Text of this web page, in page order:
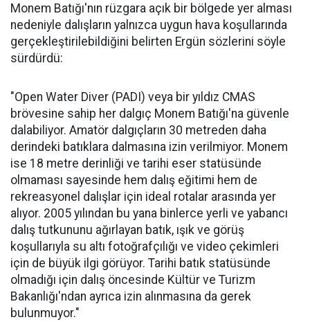
Monem Batığı'nın rüzgara açık bir bölgede yer alması
nedeniyle dalışların yalnızca uygun hava koşullarında
gerçekleştirilebildiğini belirten Ergün sözlerini söyle
sürdürdü:
"Open Water Diver (PADI) veya bir yıldız CMAS
brövesine sahip her dalgıç Monem Batığı'na güvenle
dalabiliyor. Amatör dalgıçların 30 metreden daha
derindeki batıklara dalmasına izin verilmiyor. Monem
ise 18 metre derinliği ve tarihi eser statüsünde
olmaması sayesinde hem dalış eğitimi hem de
rekreasyonel dalışlar için ideal rotalar arasında yer
alıyor. 2005 yılından bu yana binlerce yerli ve yabancı
dalış tutkununu ağırlayan batık, ışık ve görüş
koşullarıyla su altı fotoğrafçılığı ve video çekimleri
için de büyük ilgi görüyor. Tarihi batık statüsünde
olmadığı için dalış öncesinde Kültür ve Turizm
Bakanlığı'ndan ayrıca izin alınmasına da gerek
bulunmuyor."